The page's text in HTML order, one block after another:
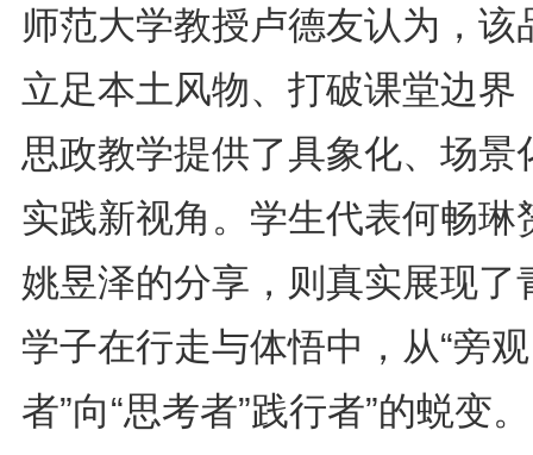
师范大学教授卢德友认为，该
立足本土风物、打破课堂边界
思政教学提供了具象化、场景
实践新视角。学生代表何畅琳
姚昱泽的分享，则真实展现了
学子在行走与体悟中，从“旁观
者”向“思考者”践行者”的蜕变。